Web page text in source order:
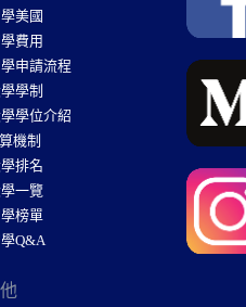
美國
費用
申請流程
學制
學位介紹
機制
排名
一覽
榜單
Q&A